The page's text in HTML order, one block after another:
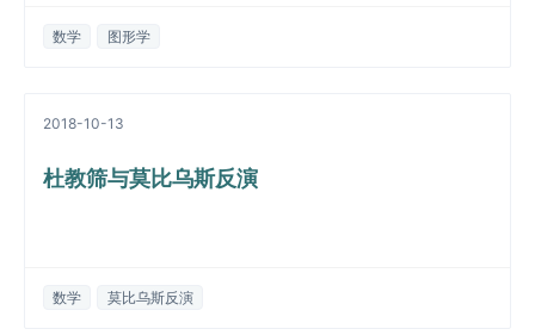
数学 图形学
2018-10-13
杜教筛与莫比乌斯反演
数学 莫比乌斯反演